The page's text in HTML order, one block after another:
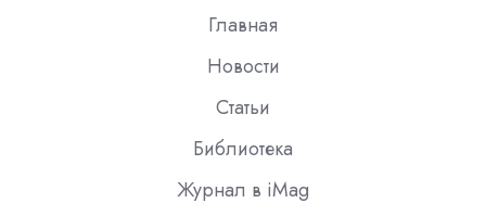
Главная
Новости
Статьи
Библиотека
Журнал в iMag